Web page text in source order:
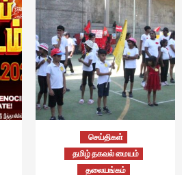
செய்திகள்
தமிழ் தகவல் மையம்
தலையங்கம்